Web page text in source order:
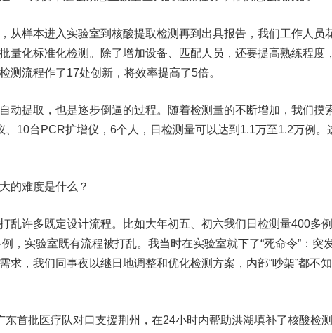
样本进入实验室到核酸提取检测再到出具报告，我们工作人员
量化标准化检测。除了增加设备、匹配人员，还要提高熟练程度
测流程作了17处创新，将效率提高了5倍。
提取，也是逐步倒逼的过程。随着检测量的不断增加，我们摸
10台PCR扩增仪，6个人，日检测量可以达到1.1万至1.2万例。
的难度是什么？
许多既定设计流程。比如大年初五、初六我们日检测量400多例
，实验室既有流程被打乱。我当时在实验室就下了“死命令”：突
求，我们同事夜以继日地调整和优化检测方案，内部“吵架”都不
批医疗队对口支援荆州，在24小时内帮助洪湖填补了核酸检